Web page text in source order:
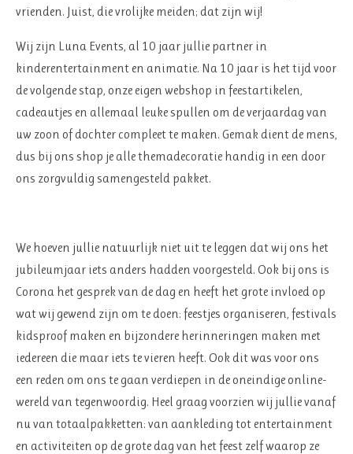
vrienden. Juist, die vrolijke meiden; dat zijn wij!
Wij zijn Luna Events, al 10 jaar jullie partner in
kinderentertainment en animatie. Na 10 jaar is het tijd voor
de volgende stap, onze eigen webshop in feestartikelen,
cadeautjes en allemaal leuke spullen om de verjaardag van
uw zoon of dochter compleet te maken. Gemak dient de mens,
dus bij ons shop je alle themadecoratie handig in een door
ons zorgvuldig samengesteld pakket.
We hoeven jullie natuurlijk niet uit te leggen dat wij ons het
jubileumjaar iets anders hadden voorgesteld. Ook bij ons is
Corona het gesprek van de dag en heeft het grote invloed op
wat wij gewend zijn om te doen: feestjes organiseren, festivals
kidsproof maken en bijzondere herinneringen maken met
iedereen die maar iets te vieren heeft. Ook dit was voor ons
een reden om ons te gaan verdiepen in de oneindige online-
wereld van tegenwoordig. Heel graag voorzien wij jullie vanaf
nu van totaalpakketten: van aankleding tot entertainment
en activiteiten op de grote dag van het feest zelf waarop ze